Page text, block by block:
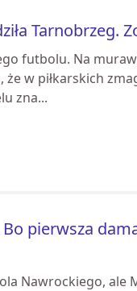
Tarnobrzeg.
futbolu. Na
w piłkarskich
zna...
pierwsza
Nawrockiego, ale